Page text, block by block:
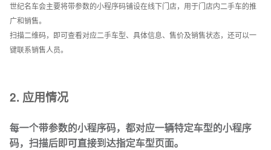
标牌标识危废标签、商户门牌、景区介绍等
行业应用
生产制造一物一码动态数据，管理生产现场
教育培训培训业务介绍、材料收集、借还登记等
能源电力设备巡检、区域巡查、人员管理等
物业后勤设备维保、访客登记、绿化养护等
查看更多用户应用经验
手机端提供快捷生码与管理，完整的二维码系统搭建
功能请前往电脑端使用
世纪名车会主要将带参数的小程序码铺设在线下门店，用于门店内二手车的推
广和销售。
扫描二维码，即可查看对应二手车型、具体信息、售价及销售状态，还可以一
键联系销售人员。
2. 应用情况
每一个带参数的小程序码，都对应一辆特定车型的小程序
码，扫描后即可直接到达指定车型页面。